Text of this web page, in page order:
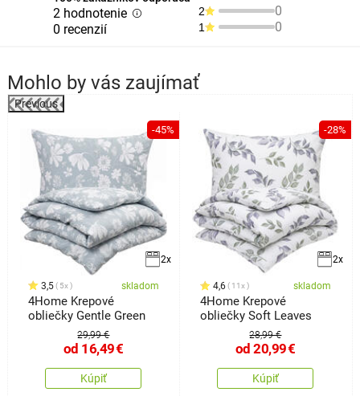
2 hodnotenie
0 recenzií
2 0
1 0
Mohlo by vás zaujímať
Previous
-45%
2x
3,5 5x skladom
4Home Krepové
obliečky Gentle Green
29,99 €
od 16,49€
Kúpiť
-28%
2x
4,6 11x skladom
4Home Krepové
obliečky Soft Leaves
28,99 €
od 20,99€
Kúpiť